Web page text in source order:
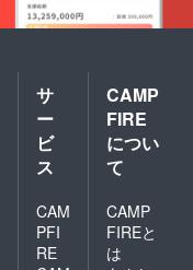
サ
ー
ビ
ス
CAM
PFI
RE
CAMP
FIRE
につい
て
CAMP
FIREと
は